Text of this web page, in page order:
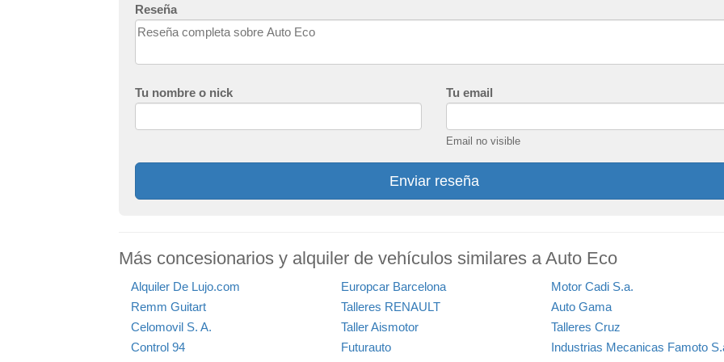
Reseña
Tu nombre o nick Tu email
Email no visible
Enviar reseña
Más concesionarios y alquiler de vehículos similares a Auto Eco
Alquiler De Lujo.com Europcar Barcelona
Motor Cadi S.a.
Remm Guitart
Talleres RENAULT
Auto Gama
Celomovil S. A.
Taller Aismotor
Talleres Cruz
Control 94
Futurauto
Industrias Mecanicas Famoto